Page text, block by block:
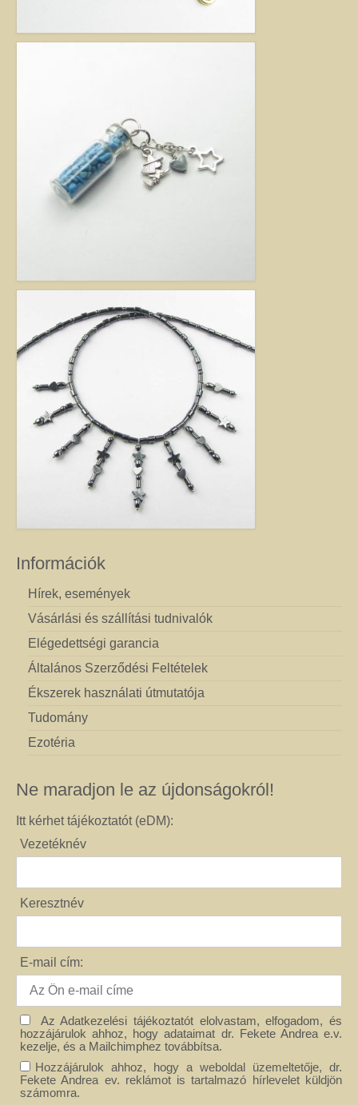
Információk
Hírek, események
Vásárlási és szállítási tudnivalók
Elégedettségi garancia
Általános Szerződési Feltételek
Ékszerek használati útmutatója
Tudomány
Ezotéria
Ne maradjon le az újdonságokról!
Itt kérhet tájékoztatót (eDM):
Vezetéknév
Keresztnév
E-mail cím:
Az Adatkezelési tájékoztatót elolvastam, elfogadom, és
hozzájárulok ahhoz, hogy adataimat dr. Fekete Andrea e.v.
kezelje, és a Mailchimphez továbbítsa.
Hozzájárulok ahhoz, hogy a weboldal üzemeltetője, dr.
Fekete Andrea ev. reklámot is tartalmazó hírlevelet küldjön
számomra.